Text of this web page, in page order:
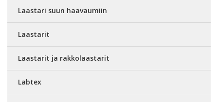
Laastari suun haavaumiin
Laastarit
Laastarit ja rakkolaastarit
Labtex